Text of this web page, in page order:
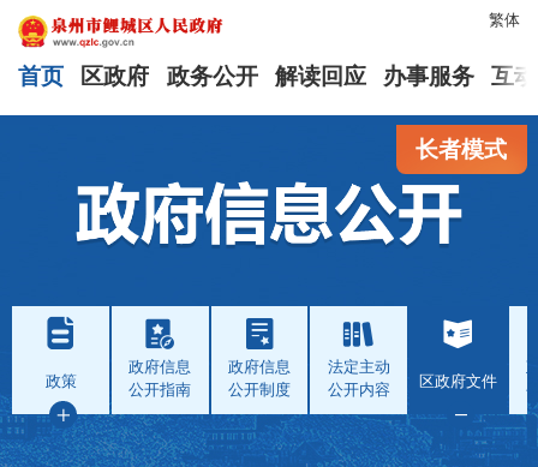
繁体
首页 区政府 政务公开 解读回应 办事服务 互
长者模式
政策
政府信息
公开指南
政府信息
公开制度
法定主动
公开内容
区政府文件